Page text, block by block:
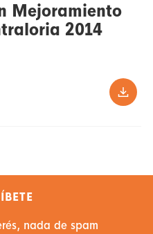
Mejoramiento
2014
nada de spam